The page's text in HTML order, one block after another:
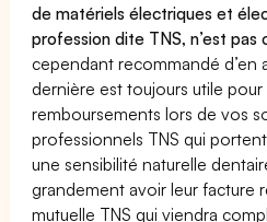
de matériels électriques et
profession dite TNS, n’est
cependant recommandé d’en
dernière est toujours utile
remboursements lors de vos
professionnels TNS qui
une sensibilité naturelle
grandement avoir leur facture
mutuelle TNS qui viendra